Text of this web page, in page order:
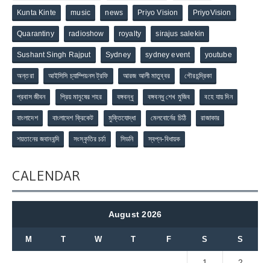
Kunta Kinte music news Priyo Vision PriyoVision
Quarantiny radioshow royalty sirajus salekin
Sushant Singh Rajput Sydney sydney event youtube
অন্তরা আইসিসি চ্যাম্পিয়নস ট্রফি আরজ আলী মাতুব্বর গৌরচন্দ্রিকা
প্রবাস জীবন প্রিয় মানুষের শহর বঙ্গবন্ধু বঙ্গবন্ধু শেখ মুজিব বহে যায় দিন
বাংলাদেশ বাংলাদেশ ক্রিকেট মুক্তিযোদ্ধা মেলবোর্নের চিঠি রাজাকার
শয়তানের জবানবন্দি সংস্কৃতির চর্চা সিডনি স্বপ্ন-বিধায়ক
CALENDAR
August 2026
M T W T F S S